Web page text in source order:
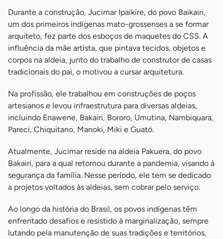
Durante a construção, Jucimar Ipaikire, do povo Baikairi,
um dos primeiros indígenas mato-grossenses a se formar
arquiteto, fez parte dos esboços de maquetes do CSS. A
influência da mãe artista, que pintava tecidos, objetos e
corpos na aldeia, junto do trabalho de construtor de casas
tradicionais do pai, o motivou a cursar arquitetura.
Na profissão, ele trabalhou em construções de poços
artesianos e levou infraestrutura para diversas aldeias,
incluindo Enawene, Bakairi, Bororo, Umutina, Nambiquara,
Pareci, Chiquitano, Manoki, Miki e Guató.
Atualmente, Jucimar reside na aldeia Pakuera, do povo
Bakairi, para a qual retornou durante a pandemia, visando à
segurança da família. Nesse período, ele tem se dedicado
a projetos voltados às aldeias, sem cobrar pelo serviço.
Ao longo da história do Brasil, os povos indígenas têm
enfrentado desafios e resistido à marginalização, sempre
lutando pela manutenção de suas tradições e territórios.